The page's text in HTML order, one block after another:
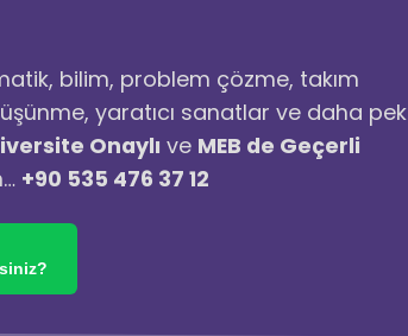
bilim, problem çözme, takım
yaratıcı sanatlar ve daha pek
Onaylı ve MEB de Geçerli
+90 535 476 37 12